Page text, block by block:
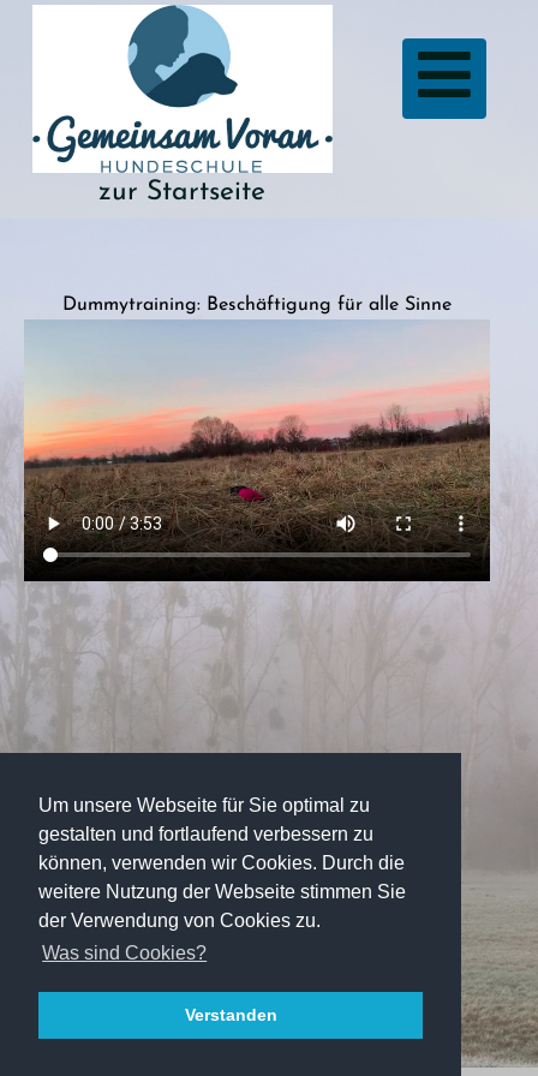
Um unsere Webseite für Sie optimal zu
gestalten und fortlaufend verbessern zu
können, verwenden wir Cookies. Durch die
weitere Nutzung der Webseite stimmen Sie
der Verwendung von Cookies zu.
Was sind Cookies?
Verstanden
zur Startseite
Dummytraining: Beschäftigung für alle Sinne